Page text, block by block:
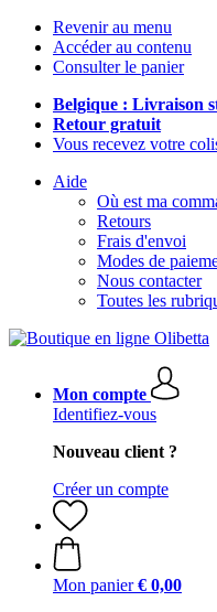
Revenir au menu
Accéder au contenu
Consulter le panier
Belgique : Livraison
Retour gratuit
Vous recevez votre
Aide
Où est ma
Retours
Frais d'envoi
Modes de
Nous contacter
Toutes les
Mon compte
Identifiez-vous
Nouveau client ?
Créer un compte
Mon panier € 0,00